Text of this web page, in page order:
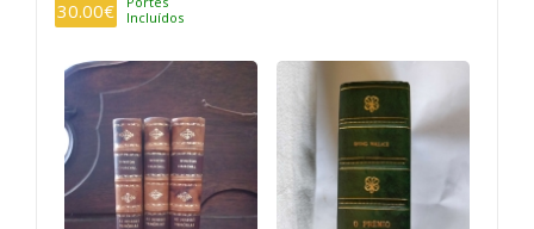
30.00€
Incluídos